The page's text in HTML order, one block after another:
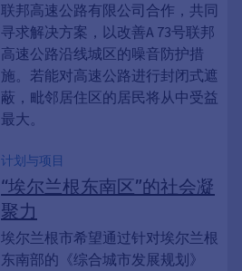
联邦高速公路有限公司合作，共同
寻求解决方案，以改善A 73号联邦
高速公路沿线城区的噪音防护措
施。若能对高速公路进行封闭式遮
蔽，毗邻居住区的居民将从中受益
最大。
计划与项目
“埃尔兰根东南区”的社会凝
聚力
埃尔兰根市希望通过针对埃尔兰根
东南部的《综合城市发展规划》